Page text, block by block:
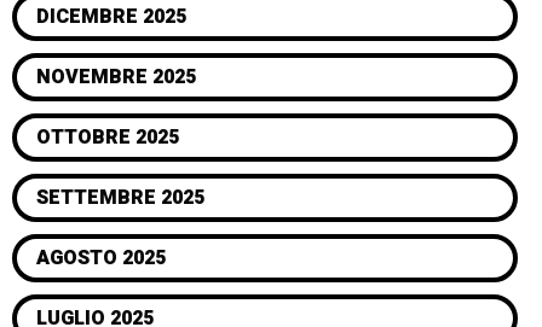
DICEMBRE 2025
NOVEMBRE 2025
OTTOBRE 2025
SETTEMBRE 2025
AGOSTO 2025
LUGLIO 2025